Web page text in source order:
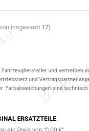
insgesamt 17)
und
und
Farbabweichungen sind
ERSATZTEILE